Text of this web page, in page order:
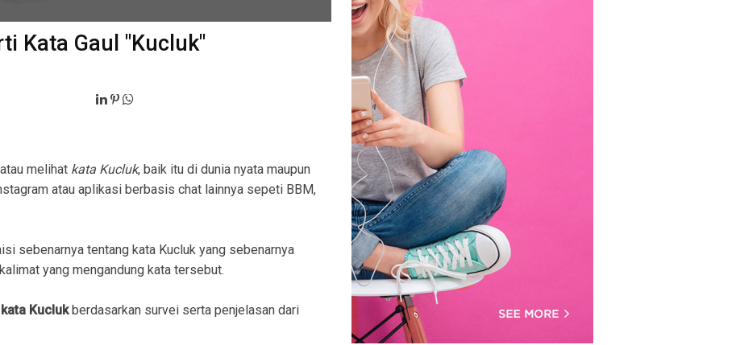
Kata Gaul "Kucluk"
melihat kata Kucluk, baik itu di dunia nyata maupun
atau aplikasi berbasis chat lainnya sepeti BBM,
sebenarnya tentang kata Kucluk yang sebenarnya
yang mengandung kata tersebut.
Kuclukberdasarkan survei serta penjelasan dari